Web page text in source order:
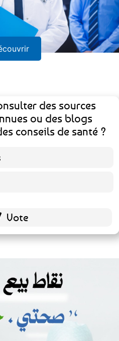
des sources
ou des blogs
conseils de santé ?